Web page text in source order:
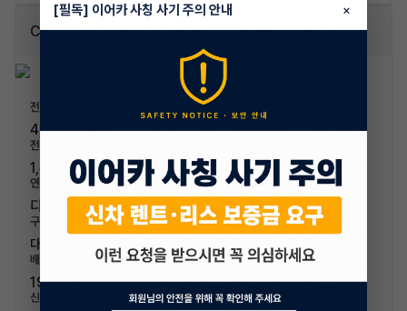
CLS 300d AMG 라인
전장/전폭
4,995mm / 1,890mm
전고/축고
1,420mm / 2,940mm
연료/연비
디젤 / 13km/L (3등급)
구분/좌석
대형차 / 5인승
배기량
1950cc
신차가격
[필독] 이어카 사칭 사기 주의 안내 ×